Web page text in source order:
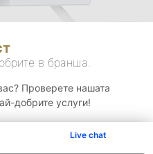
Live chat
в бранша.
Проверете нашата
добрите услуги!